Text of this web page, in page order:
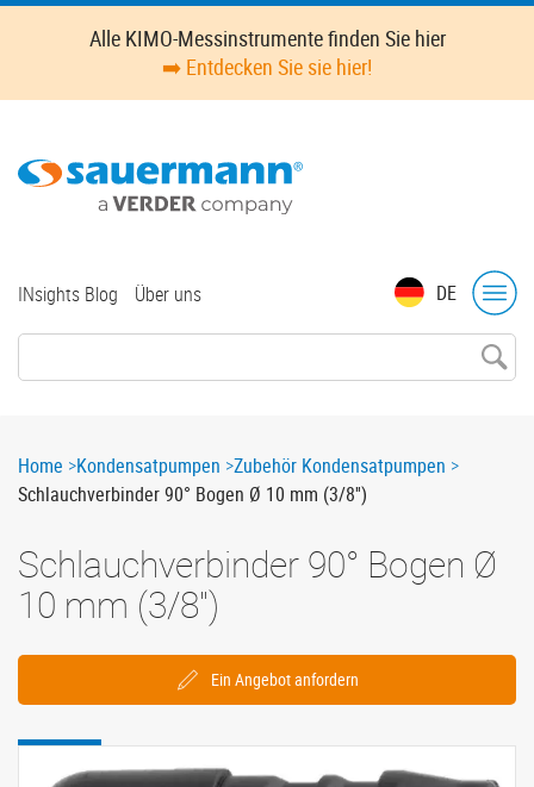
Skip
content
Alle KIMO-Messinstrumente finden Sie hier
➡️ Entdecken Sie sie hier!
DE
Top
INsights Blog Über uns
Breadcrumb
Home Kondensatpumpen Zubehör Kondensatpumpen
Schlauchverbinder 90° Bogen Ø 10 mm (3/8'')
Schlauchverbinder 90° Bogen Ø
10 mm (3/8'')
Ein Angebot anfordern